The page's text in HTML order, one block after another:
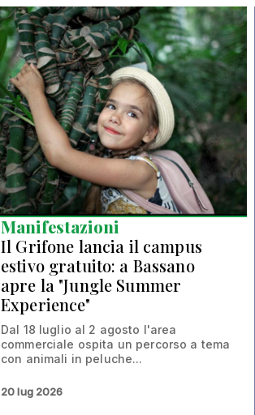
Manifestazioni
Il Grifone lancia il campus
estivo gratuito: a Bassano
apre la "Jungle Summer
Experience"
Dal 18 luglio al 2 agosto l'area
commerciale ospita un percorso a tema
con animali in peluche...
20 lug 2026